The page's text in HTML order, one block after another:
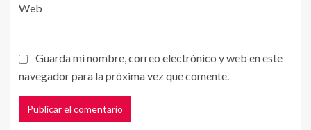
Web
Guarda mi nombre, correo electrónico y web en este
navegador para la próxima vez que comente.